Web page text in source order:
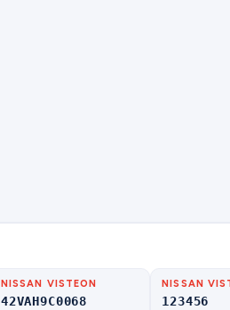
NISSAN VISTEON
42VAH9C0068
NISSAN
123456